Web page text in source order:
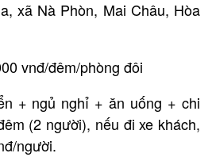
xã Nà Phòn, Mai Châu, Hòa
vnđ/đêm/phòng đôi
+ ngủ nghỉ + ăn uống + chi
(2 người), nếu đi xe khách,
người.